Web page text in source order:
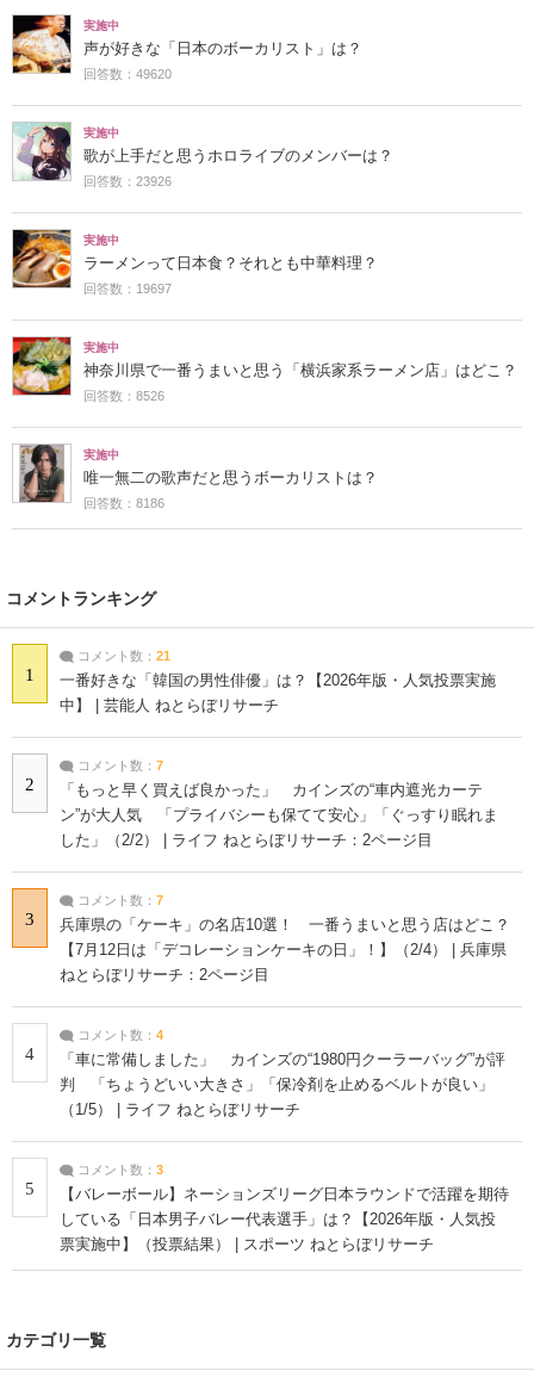
実施中
声が好きな「日本のボーカリスト」は？
回答数：49620
実施中
歌が上手だと思うホロライブのメンバーは？
回答数：23926
実施中
ラーメンって日本食？それとも中華料理？
回答数：19697
実施中
神奈川県で一番うまいと思う「横浜家系ラーメン店」はどこ？
回答数：8526
実施中
唯一無二の歌声だと思うボーカリストは？
回答数：8186
コメントランキング
1
コメント数： 21
一番好きな「韓国の男性俳優」は？【2026年版・人気投票実施
中】 | 芸能人 ねとらぼリサーチ
2
コメント数： 7
「もっと早く買えば良かった」 カインズの“車内遮光カーテ
ン”が大人気 「プライバシーも保てて安心」「ぐっすり眠れま
した」（2/2） | ライフ ねとらぼリサーチ：2ページ目
3
コメント数： 7
兵庫県の「ケーキ」の名店10選！ 一番うまいと思う店はどこ？
【7月12日は「デコレーションケーキの日」！】（2/4） | 兵庫県
ねとらぼリサーチ：2ページ目
4
コメント数： 4
「車に常備しました」 カインズの“1980円クーラーバッグ”が評
判 「ちょうどいい大きさ」「保冷剤を止めるベルトが良い」
（1/5） | ライフ ねとらぼリサーチ
5
コメント数： 3
【バレーボール】ネーションズリーグ日本ラウンドで活躍を期待
している「日本男子バレー代表選手」は？【2026年版・人気投
票実施中】（投票結果） | スポーツ ねとらぼリサーチ
カテゴリ一覧